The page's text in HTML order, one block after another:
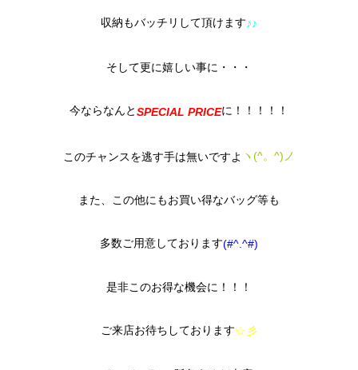
収納もバッチリして頂けます♪♪
そして更に嬉しい事に・・・
今ならなんとSPECIAL PRICEに！！！！！
このチャンスを逃す手は無いですよ ヽ(^。^)ノ
また、この他にもお買い得なバッグ等も
多数ご用意しております(#^.^#)
是非このお得な機会に！！！
ご来店お待ちしております☆彡